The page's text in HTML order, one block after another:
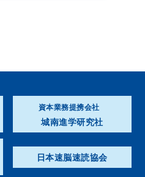
資本業務提携会社
城南進学研究社
日本速脳速読協会